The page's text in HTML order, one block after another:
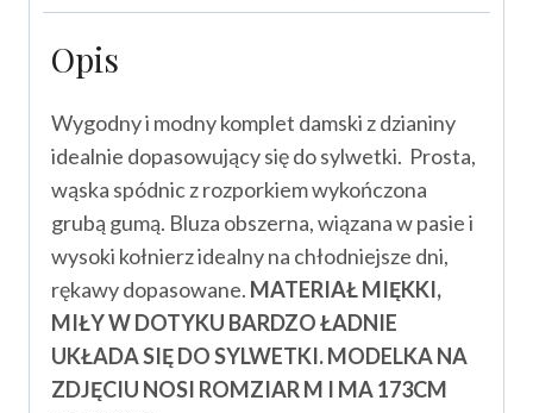
Opis
Wygodny i modny komplet damski z dzianiny
idealnie dopasowujący się do sylwetki. Prosta,
wąska spódnic z rozporkiem wykończona
grubą gumą. Bluza obszerna, wiązana w pasie i
wysoki kołnierz idealny na chłodniejsze dni,
rękawy dopasowane. MATERIAŁ MIĘKKI,
MIŁY W DOTYKU BARDZO ŁADNIE
UKŁADA SIĘ DO SYLWETKI. MODELKA NA
ZDJĘCIU NOSI ROMZIAR M I MA 173CM